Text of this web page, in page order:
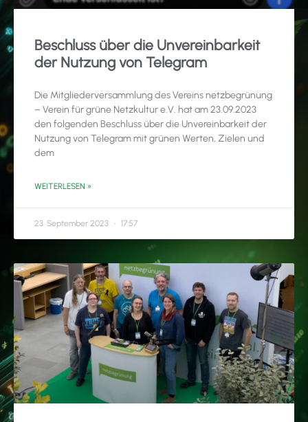
Beschluss über die Unvereinbarkeit
der Nutzung von Telegram
Die Mitgliederversammlung des Vereins netzbegrünung
– Verein für grüne Netzkultur e.V. hat am 23.09.2023
den folgenden Beschluss über die Unvereinbarkeit der
Nutzung von Telegram mit grünen Werten, Zielen und
dem
WEITERLESEN »
23. September 2023 17:57